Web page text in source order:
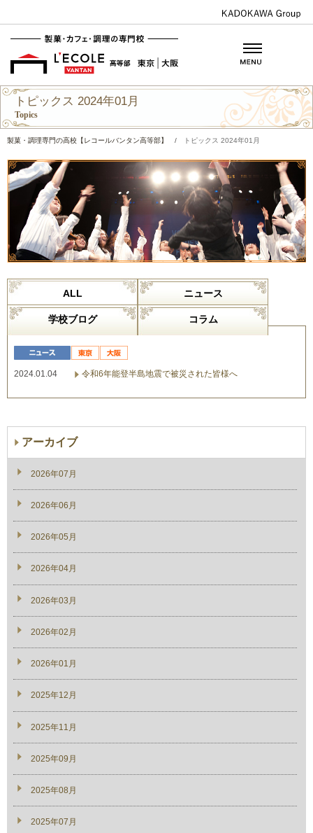
トピックス 2024年01月
Topics
製菓・調理専門の高校【レコールバンタン高等部】 / トピックス 2024年01月
ALL ニュース
学校ブログ コラム
2024.01.04 令和6年能登半島地震で被災された皆様へ
アーカイブ
2026年07月
2026年06月
2026年05月
2026年04月
2026年03月
2026年02月
2026年01月
2025年12月
2025年11月
2025年09月
2025年08月
2025年07月